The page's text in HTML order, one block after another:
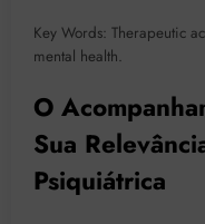
Key Words: Therapeutic
mental health.
O
Sua
Psiquiátrica